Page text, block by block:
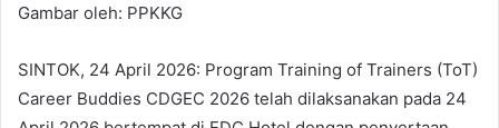
Gambar oleh: PPKKG
SINTOK, 24 April 2026: Program Training of Trainers (ToT)
Career Buddies CDGEC 2026 telah dilaksanakan pada 24